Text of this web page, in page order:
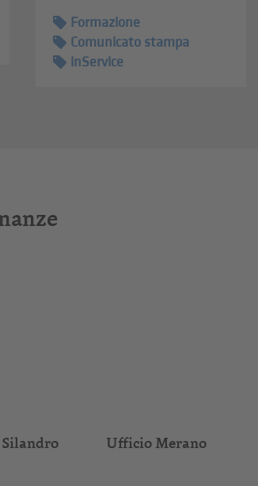
Formazione
Comunicato stampa
inService
Ufficio Merano